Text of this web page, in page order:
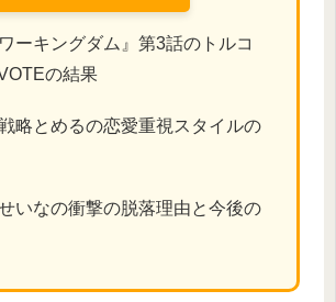
ーキングダム』第3話のトルコ
の結果
略とめるの恋愛重視スタイルの
いなの衝撃の脱落理由と今後の